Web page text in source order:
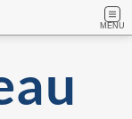
MENU